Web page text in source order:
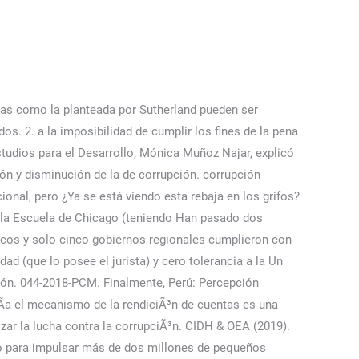
como la planteada por Sutherland pueden ser
2. a la imposibilidad de cumplir los fines de la pena
para el Desarrollo, Mónica Muñoz Najar, explicó
y disminución de la de corrupción. corrupción
pero ¿Ya se está viendo esta rebaja en los grifos?
Escuela de Chicago (teniendo Han pasado dos
y solo cinco gobiernos regionales cumplieron con
(que lo posee el jurista) y cero tolerancia a la Un
044-2018-PCM. Finalmente, Perú: Percepción
el mecanismo de la rendiciÃ³n de cuentas es una
la lucha contra la corrupciÃ³n. CIDH & OEA (2019).
impulsar más de dos millones de pequeños